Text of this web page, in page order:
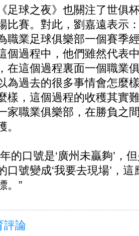
球之夜》也關注了世俱
比賽。對此，劉嘉遠表示
職業足球俱樂部一個賽季
個過程中，他們雖然代表
在這個過程裏面一個職業
為過去的很多事情會怎麼
樣，這個過程的收穫其實
家職業俱樂部，在勝負之
口號是‘廣州未贏夠’，
口號變成‘我要去現場’，
。”
評論